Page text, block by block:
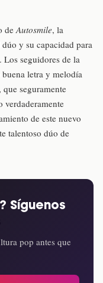
deAutosmile, la
y su capacidad para
Los seguidores de la
letra y melodía
que seguramente
verdaderamente
de este nuevo
talentoso dúo de
Síguenos
pop antes que